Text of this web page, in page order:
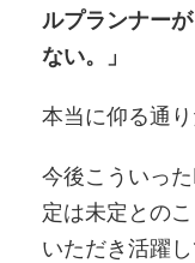
ルプランナー
ない。」
本当に仰る通り
今後こういっ
定は未定との
いただき活躍